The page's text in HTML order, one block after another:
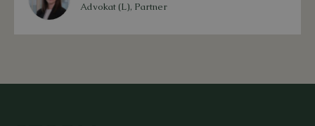
Advokat (L), Partner